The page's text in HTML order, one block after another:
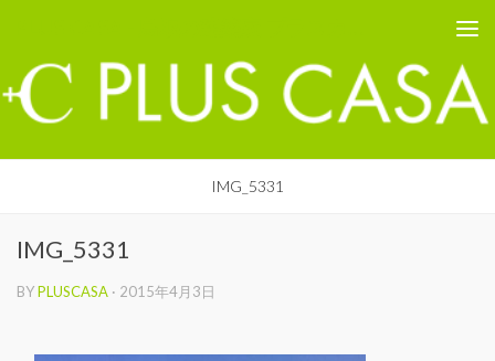
IMG_5331
IMG_5331
BYPLUSCASA · 2015年4月3日